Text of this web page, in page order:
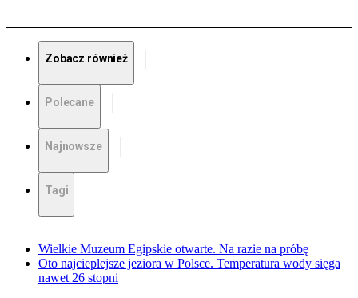
Zobacz również
Polecane
Najnowsze
Tagi
Wielkie Muzeum Egipskie otwarte. Na razie na próbę
Oto najcieplejsze jeziora w Polsce. Temperatura wody sięga
nawet 26 stopni